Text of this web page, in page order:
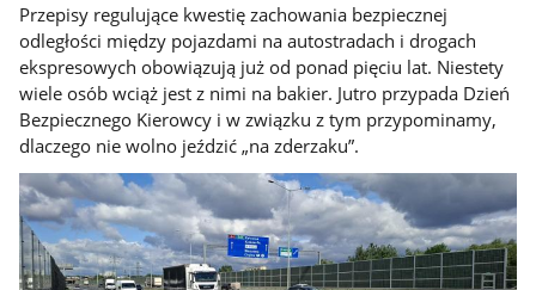
Przepisy regulujące kwestię zachowania bezpiecznej
odległości między pojazdami na autostradach i drogach
ekspresowych obowiązują już od ponad pięciu lat. Niestety
wiele osób wciąż jest z nimi na bakier. Jutro przypada Dzień
Bezpiecznego Kierowcy i w związku z tym przypominamy,
dlaczego nie wolno jeździć „na zderzaku”.